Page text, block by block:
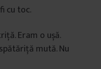
cu toc.
Eram o ușă.
mută. Nu